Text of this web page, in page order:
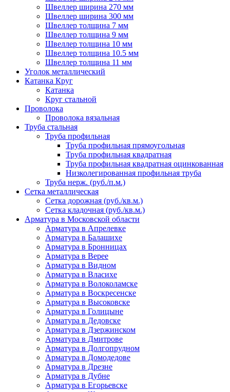
Швеллер ширина 270 мм
Швеллер ширина 300 мм
Швеллер толщина 7 мм
Швеллер толщина 9 мм
Швеллер толщина 10 мм
Швеллер толщина 10.5 мм
Швеллер толщина 11 мм
Уголок металлический
Катанка Круг
Катанка
Круг стальной
Проволока
Проволока вязальная
Труба стальная
Труба профильная
Труба профильная прямоугольная
Труба профильная квадратная
Труба профильная квадратная оцинкованная
Низколегированная профильная труба
Труба нерж. (руб./п.м.)
Сетка металлическая
Сетка дорожная (руб./кв.м.)
Сетка кладочная (руб./кв.м.)
Арматура в Московской области
Арматура в Апрелевке
Арматура в Балашихе
Арматура в Бронницах
Арматура в Верее
Арматура в Видном
Арматура в Власихе
Арматура в Волоколамске
Арматура в Воскресенске
Арматура в Высоковске
Арматура в Голицыне
Арматура в Дедовске
Арматура в Дзержинском
Арматура в Дмитрове
Арматура в Долгопрудном
Арматура в Домодедове
Арматура в Дрезне
Арматура в Дубне
Арматура в Егорьевске